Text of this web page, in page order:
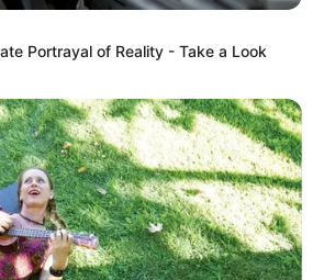
Portrayal of Reality - Take a Look